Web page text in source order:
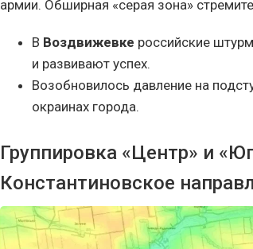
армии. Обширная «серая зона»
В Воздвижевке российские
и развивают успех.
Возобновилось давление на
окраинах города.
Группировка «Центр» и
Константиновское